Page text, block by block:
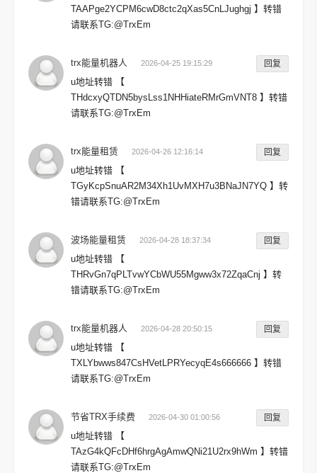
TAAPge2YCPM6cwD8ctc2qXas5CnLJughgj 】转错
请联系TG:@TrxEm
trx能量机器人 2026-04-25 19:15:29 回复
u地址转错 【
THdcxyQTDN5bysLss1NHHiateRMrGmVNT8 】转错
请联系TG:@TrxEm
trx能量租赁 2026-04-26 12:16:14 回复
u地址转错 【
TGyKcpSnuAR2M34Xh1UvMXH7u3BNaJN7YQ 】转
错请联系TG:@TrxEm
波场能量租赁 2026-04-28 18:37:34 回复
u地址转错 【
THRvGn7qPLTvwYCbWU55Mgww3x72ZqaCnj 】转
错请联系TG:@TrxEm
trx能量机器人 2026-04-28 20:50:15 回复
u地址转错 【
TXLYbwws847CsHVetLPRYecyqE4s666666 】转错
请联系TG:@TrxEm
节省TRX手续费 2026-04-30 01:00:56 回复
u地址转错 【
TAzG4kQFcDHf6hrgAgAmwQNi21U2rx9hWm 】转错
请联系TG:@TrxEm